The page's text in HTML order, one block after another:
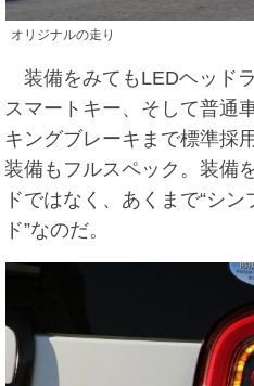
オリジナルの走り
装備をみてもLEDヘッド
スマートキー、そして普通
キングブレーキまで標準採
装備もフルスペック。装備
ドではなく、あくまで“シ
ド”なのだ。